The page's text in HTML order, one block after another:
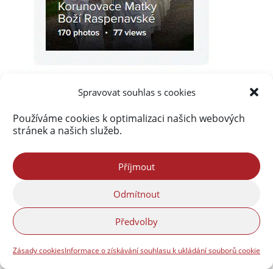
Spravovat souhlas s cookies
Používáme cookies k optimalizaci našich webových
stránek a našich služeb.
Příjmout
Odmítnout
Předvolby
Zásady cookiesInformace o získávání souhlasu k ukládání souborů cookie
Akismetzablokoval
290 065 spamů